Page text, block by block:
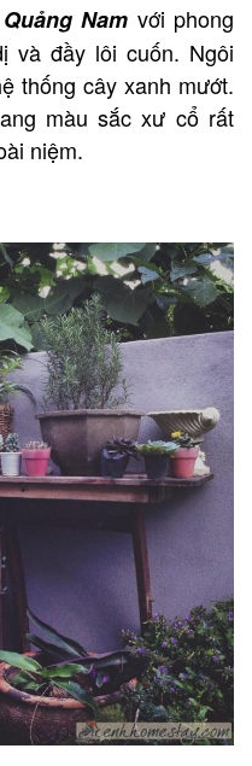
Nam với phong
và đầy lôi cuốn. Ngôi
thống cây xanh mướt.
màu sắc xư cổ rất
niệm.